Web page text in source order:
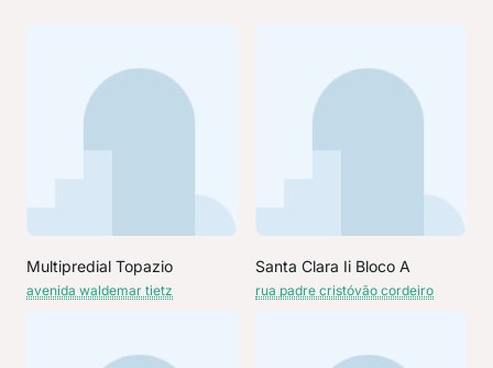
Multipredial Topazio
avenida waldemar tietz
Santa Clara Ii Bloco A
rua padre cristóvão cordeiro